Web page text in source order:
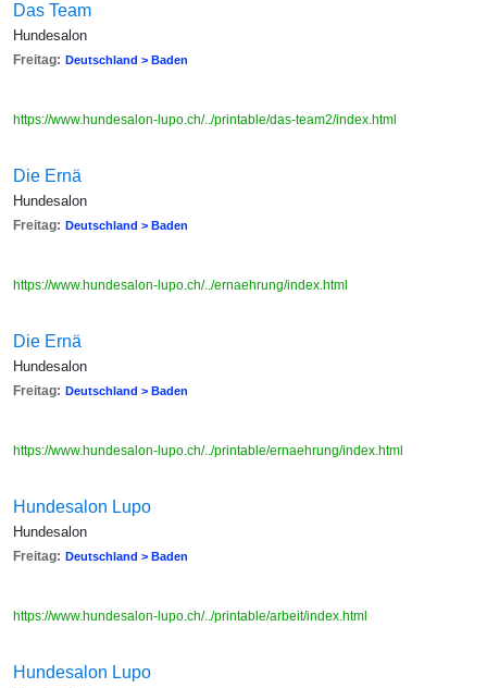
Das Team
Hundesalon
Freitag: Deutschland > Baden
https://www.hundesalon-lupo.ch/../printable/das-team2/index.html
Die Ernä
Hundesalon
Freitag: Deutschland > Baden
https://www.hundesalon-lupo.ch/../ernaehrung/index.html
Die Ernä
Hundesalon
Freitag: Deutschland > Baden
https://www.hundesalon-lupo.ch/../printable/ernaehrung/index.html
Hundesalon Lupo
Hundesalon
Freitag: Deutschland > Baden
https://www.hundesalon-lupo.ch/../printable/arbeit/index.html
Hundesalon Lupo